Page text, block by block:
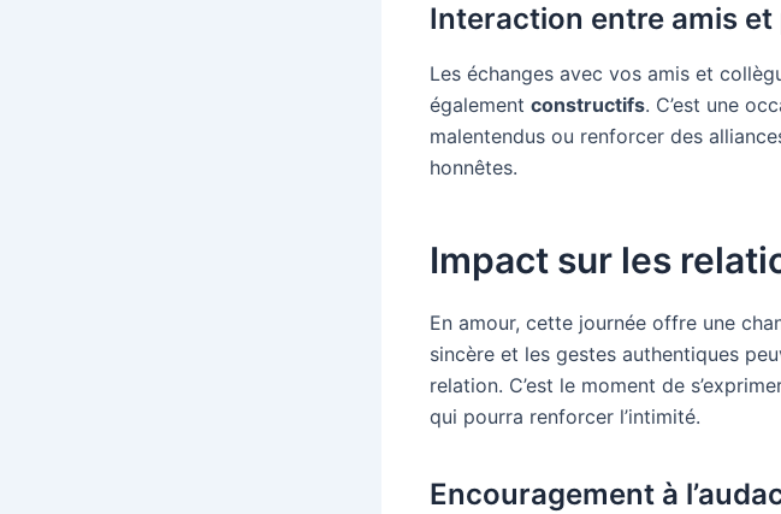
Interaction entre amis
Les échanges avec vos amis et
également constructifs. C’est une
malentendus ou renforcer des
honnêtes.
Impact sur les
En amour, cette journée offre une
sincère et les gestes authentiques
relation. C’est le moment de
qui pourra renforcer l’intimité.
Encouragement à